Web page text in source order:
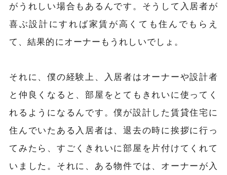
がうれしい場合もあるんです。そうして入居者が
喜ぶ設計にすれば家賃が高くても住んでもらえ
て、結果的にオーナーもうれしいでしょ。
それに、僕の経験上、入居者はオーナーや設計者
と仲良くなると、部屋をとてもきれいに使ってく
れるようになるんです。僕が設計した賃貸住宅に
住んでいたある入居者は、退去の時に挨拶に行っ
てみたら、すごくきれいに部屋を片付けてくれて
いました。それに、ある物件では、オーナーが入